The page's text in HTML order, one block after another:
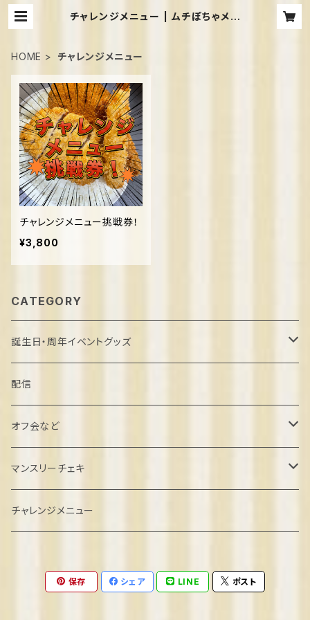
チャレンジメニュー | ムチぽちゃメイ
HOME チャレンジメニュー
チャレンジメニュー挑戦券！
¥3,800
CATEGORY
誕生日・周年イベントグッズ
葉月しいな誕生日2022
北村こむぎ誕生日2022
璃雲ゆぅい誕生日2022
餅望きなこ誕生日2022
めりの誕生日2022
配信
オフ会など
忘年会クラファン
オフ会参加
マンスリーチェキ
２０２４年８月
2024年10月
チャレンジメニュー
保存 シェア LINE ポスト